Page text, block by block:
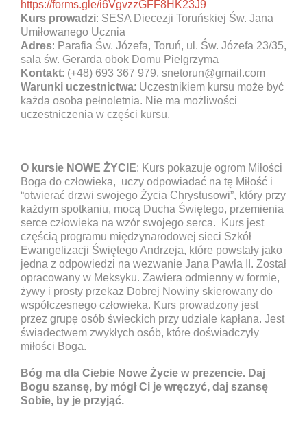
https://forms.gle/i6VgvzzGFF8HK23J9
Kurs prowadzi: SESA Diecezji Toruńskiej Św. Jana
Umiłowanego Ucznia
Adres: Parafia Św. Józefa, Toruń, ul. Św. Józefa 23/35,
sala św. Gerarda obok Domu Pielgrzyma
Kontakt: (+48) 693 367 979, snetorun@gmail.com
Warunki uczestnictwa: Uczestnikiem kursu może być
każda osoba pełnoletnia. Nie ma możliwości
uczestniczenia w części kursu.
O kursie NOWE ŻYCIE: Kurs pokazuje ogrom Miłości
Boga do człowieka, uczy odpowiadać na tę Miłość i
“otwierać drzwi swojego Życia Chrystusowi”, który przy
każdym spotkaniu, mocą Ducha Świętego, przemienia
serce człowieka na wzór swojego serca. Kurs jest
częścią programu międzynarodowej sieci Szkół
Ewangelizacji Świętego Andrzeja, które powstały jako
jedna z odpowiedzi na wezwanie Jana Pawła II. Został
opracowany w Meksyku. Zawiera odmienny w formie,
żywy i prosty przekaz Dobrej Nowiny skierowany do
współczesnego człowieka. Kurs prowadzony jest
przez grupę osób świeckich przy udziale kapłana. Jest
świadectwem zwykłych osób, które doświadczyły
miłości Boga.
Bóg ma dla Ciebie Nowe Życie w prezencie. Daj
Bogu szansę, by mógł Ci je wręczyć, daj szansę
Sobie, by je przyjąć.